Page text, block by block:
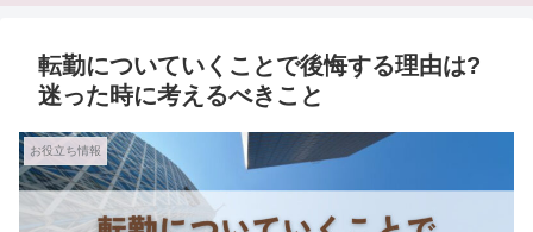
転勤についていくことで後悔する理由は?
迷った時に考えるべきこと
お役立ち情報